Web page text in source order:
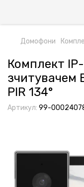
Домофони
Комплект
зчитувачем
PIR 134°
Артикул: 99-